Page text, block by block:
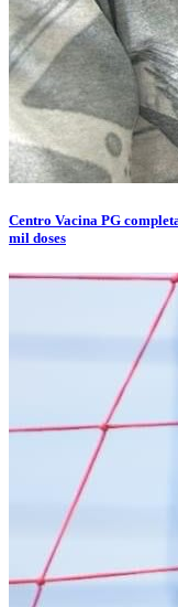
Centro Vacina PG
mil doses